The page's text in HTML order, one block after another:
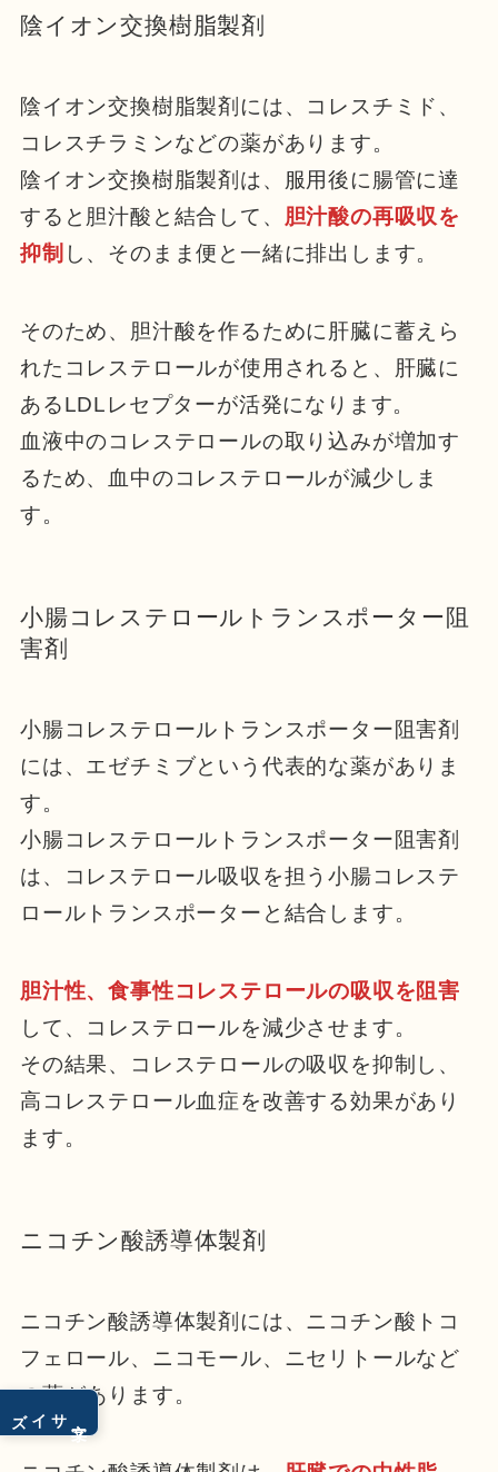
サイズ
陰イオン交換樹脂製剤
陰イオン交換樹脂製剤には、コレスチミド、
コレスチラミンなどの薬があります。
陰イオン交換樹脂製剤は、服用後に腸管に達
すると胆汁酸と結合して、
胆汁酸の再吸収を
抑制 し、そのまま便と一緒に排出します。
そのため、胆汁酸を作るために肝臓に蓄えら
れたコレステロールが使用されると、肝臓に
あるLDLレセプターが活発になります。
血液中のコレステロールの取り込みが増加す
るため、血中のコレステロールが減少しま
す。
小腸コレステロールトランスポーター阻
害剤
小腸コレステロールトランスポーター阻害剤
には、エゼチミブという代表的な薬がありま
す。
小腸コレステロールトランスポーター阻害剤
は、コレステロール吸収を担う小腸コレステ
ロールトランスポーターと結合します。
胆汁性、食事性コレステロールの吸収を阻害
して、コレステロールを減少させます。
その結果、コレステロールの吸収を抑制し、
高コレステロール血症を改善する効果があり
ます。
ニコチン酸誘導体製剤
ニコチン酸誘導体製剤には、ニコチン酸トコ
フェロール、ニコモール、ニセリトールなど
の薬があります。